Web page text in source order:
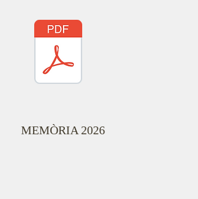
MEMÒRIA 2026